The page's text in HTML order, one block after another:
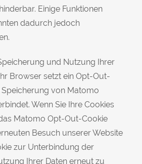
Einige Funktionen
dadurch jedoch
und Nutzung Ihrer
Browser setzt ein Opt-Out-
von Matomo
Wenn Sie Ihre Cookies
Matomo Opt-Out-Cookie
Besuch unserer Website
zur Unterbindung der
Ihrer Daten erneut zu